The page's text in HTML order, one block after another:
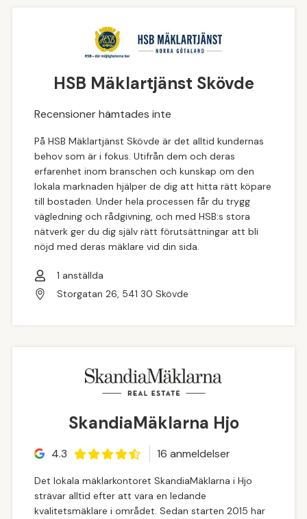
HSB Mäklartjänst Skövde
Recensioner hämtades inte
På HSB Mäklartjänst Skövde är det alltid kundernas
behov som är i fokus. Utifrån dem och deras
erfarenhet inom branschen och kunskap om den
lokala marknaden hjälper de dig att hitta rätt köpare
till bostaden. Under hela processen får du trygg
vägledning och rådgivning, och med HSB:s stora
nätverk ger du dig själv rätt förutsättningar att bli
nöjd med deras mäklare vid din sida.
1 anställda
Storgatan 26, 541 30 Skövde
SkandiaMäklarna Hjo
4.3 16 anmeldelser
Det lokala mäklarkontoret SkandiaMäklarna i Hjo
strävar alltid efter att vara en ledande
kvalitetsmäklare i området. Sedan starten 2015 har